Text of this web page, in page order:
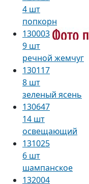
4 шт
попкорн
130003
9 шт
речной жемчуг
130117
8 шт
зеленый ясень
130647
14 шт
освещающий
131025
6 шт
шампанское
132004